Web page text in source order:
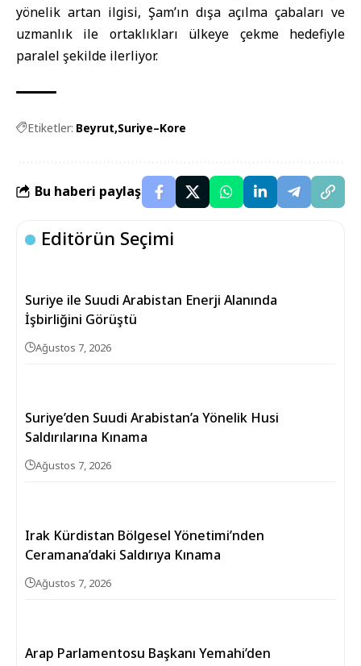
yönelik artan ilgisi, Şam’ın dışa açılma çabaları ve
uzmanlık ile ortaklıkları ülkeye çekme hedefiyle
paralel şekilde ilerliyor.
Etiketler: Beyrut Suriye–Kore
Bu haberi paylaş
Editörün Seçimi
Suriye ile Suudi Arabistan Enerji Alanında
İşbirliğini Görüştü
Ağustos 7, 2026
Suriye’den Suudi Arabistan’a Yönelik Husi
Saldırılarına Kınama
Ağustos 7, 2026
Irak Kürdistan Bölgesel Yönetimi’nden
Ceramana’daki Saldırıya Kınama
Ağustos 7, 2026
Arap Parlamentosu Başkanı Yemahi’den